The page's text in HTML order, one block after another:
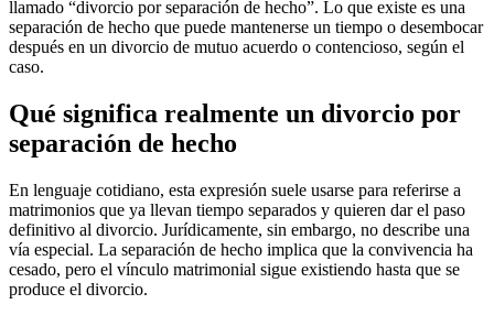
llamado “divorcio por separación de hecho”. Lo que existe es una
separación de hecho que puede mantenerse un tiempo o desembocar
después en un divorcio de mutuo acuerdo o contencioso, según el
caso.
Qué significa realmente un divorcio por
separación de hecho
En lenguaje cotidiano, esta expresión suele usarse para referirse a
matrimonios que ya llevan tiempo separados y quieren dar el paso
definitivo al divorcio. Jurídicamente, sin embargo, no describe una
vía especial. La separación de hecho implica que la convivencia ha
cesado, pero el vínculo matrimonial sigue existiendo hasta que se
produce el divorcio.